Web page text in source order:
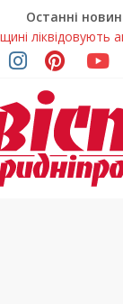
Останні
ліквідовують
з пауерліфтингу
доходи: на
винним
зафіксували